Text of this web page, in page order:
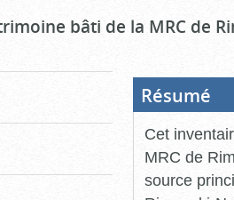
bâti de la MRC de
Résumé
Cet
MRC de
source